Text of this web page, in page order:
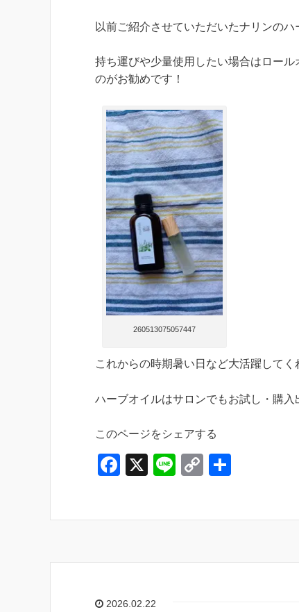
以前ご紹介させていただいたナリンのハ
持ち運びや少量使用したい場合はロール
のがお勧めです！
260513075057447
これからの時期暑い日など大活躍して
ハーブオイルはサロンでもお試し・購入
このページをシェアする
F
o
X
Li
C
2026.02.22